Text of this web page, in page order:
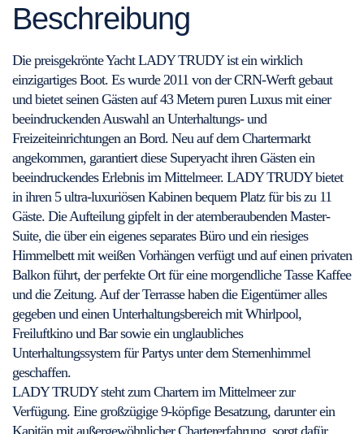
Beschreibung
Die preisgekrönte Yacht LADY TRUDY ist ein wirklich
einzigartiges Boot. Es wurde 2011 von der CRN-Werft gebaut
und bietet seinen Gästen auf 43 Metern puren Luxus mit einer
beeindruckenden Auswahl an Unterhaltungs- und
Freizeiteinrichtungen an Bord. Neu auf dem Chartermarkt
angekommen, garantiert diese Superyacht ihren Gästen ein
beeindruckendes Erlebnis im Mittelmeer. LADY TRUDY bietet
in ihren 5 ultra-luxuriösen Kabinen bequem Platz für bis zu 11
Gäste. Die Aufteilung gipfelt in der atemberaubenden Master-
Suite, die über ein eigenes separates Büro und ein riesiges
Himmelbett mit weißen Vorhängen verfügt und auf einen privaten
Balkon führt, der perfekte Ort für eine morgendliche Tasse Kaffee
und die Zeitung. Auf der Terrasse haben die Eigentümer alles
gegeben und einen Unterhaltungsbereich mit Whirlpool,
Freiluftkino und Bar sowie ein unglaubliches
Unterhaltungssystem für Partys unter dem Sternenhimmel
geschaffen.
LADY TRUDY steht zum Chartern im Mittelmeer zur
Verfügung. Eine großzügige 9-köpfige Besatzung, darunter ein